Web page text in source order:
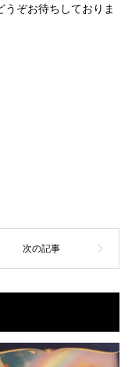
うぞお待ちしておりま